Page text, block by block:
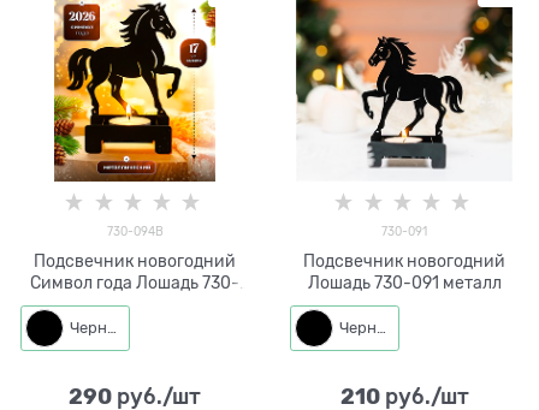
730-094B
Подсвечник новогодний
Символ года Лошадь 730-
094 металл
Черный
290 руб./шт
730-091
Подсвечник новогодний
Лошадь 730-091 металл
Черный
210 руб./шт